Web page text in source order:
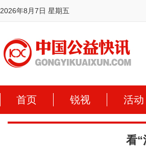
2026年8月7日 星期五
首页 锐视 活动
看“